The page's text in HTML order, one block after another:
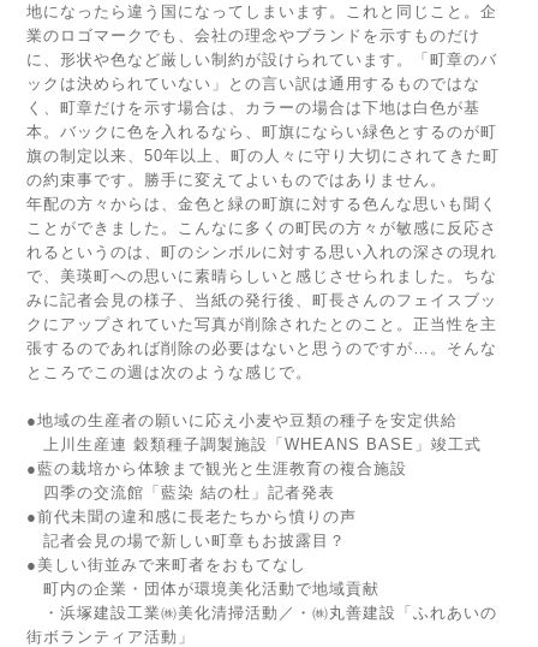
地になったら違う国になってしまいます。これと同じこと。企
業のロゴマークでも、会社の理念やブランドを示すものだけ
に、形状や色など厳しい制約が設けられています。「町章のバ
ックは決められていない」との言い訳は通用するものではな
く、町章だけを示す場合は、カラーの場合は下地は白色が基
本。バックに色を入れるなら、町旗にならい緑色とするのが町
旗の制定以来、50年以上、町の人々に守り大切にされてきた町
の約束事です。勝手に変えてよいものではありません。
年配の方々からは、金色と緑の町旗に対する色んな思いも聞く
ことができました。こんなに多くの町民の方々が敏感に反応さ
れるというのは、町のシンボルに対する思い入れの深さの現れ
で、美瑛町への思いに素晴らしいと感じさせられました。ちな
みに記者会見の様子、当紙の発行後、町長さんのフェイスブッ
クにアップされていた写真が削除されたとのこと。正当性を主
張するのであれば削除の必要はないと思うのですが…。そんな
ところでこの週は次のような感じで。
●地域の生産者の願いに応え小麦や豆類の種子を安定供給
上川生産連 穀類種子調製施設「WHEANS BASE」竣工式
●藍の栽培から体験まで観光と生涯教育の複合施設
四季の交流館「藍染 結の杜」記者発表
●前代未聞の違和感に長老たちから憤りの声
記者会見の場で新しい町章もお披露目？
●美しい街並みで来町者をおもてなし
町内の企業・団体が環境美化活動で地域貢献
・浜塚建設工業㈱美化清掃活動／・㈱丸善建設「ふれあいの
街ボランティア活動」